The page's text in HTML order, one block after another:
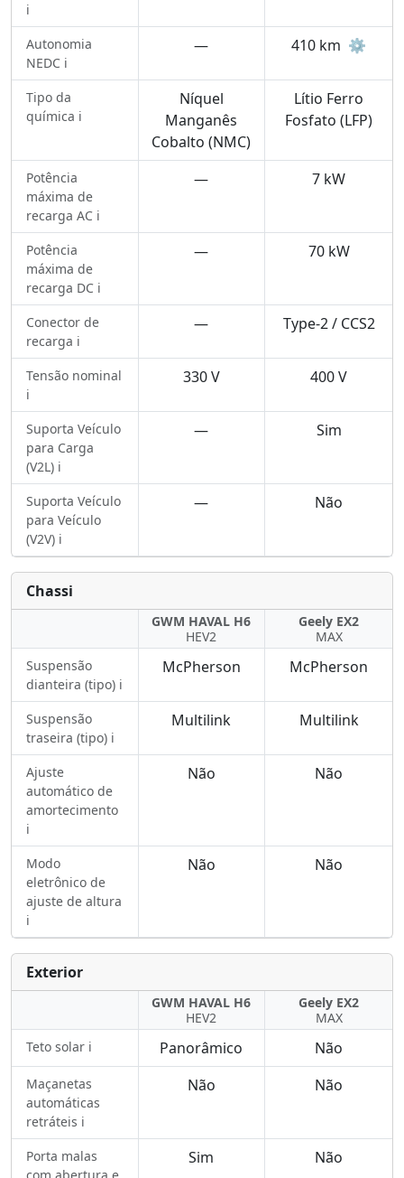
ℹ️
Autonomia
NEDC ℹ️
— 410 km ⚙️
Tipo da
química ℹ️
Níquel
Manganês
Cobalto (NMC)
Lítio Ferro
Fosfato (LFP)
Potência
máxima de
recarga AC ℹ️
— 7 kW
Potência
máxima de
recarga DC ℹ️
— 70 kW
Conector de
recarga ℹ️
— Type-2 / CCS2
Tensão nominal
ℹ️
330 V 400 V
Suporta Veículo
para Carga
(V2L) ℹ️
— Sim
Suporta Veículo
para Veículo
(V2V) ℹ️
— Não
Chassi
GWM HAVAL H6
HEV2
Geely EX2
MAX
Suspensão
dianteira (tipo) ℹ️
McPherson McPherson
Suspensão
traseira (tipo) ℹ️
Multilink Multilink
Ajuste
automático de
amortecimento
ℹ️
Não Não
Modo
eletrônico de
ajuste de altura
ℹ️
Não Não
Exterior
GWM HAVAL H6
HEV2
Geely EX2
MAX
Teto solar ℹ️
Panorâmico Não
Maçanetas
automáticas
retráteis ℹ️
Não Não
Porta malas
Sim Não